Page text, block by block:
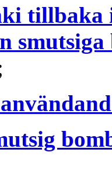
tillbaka